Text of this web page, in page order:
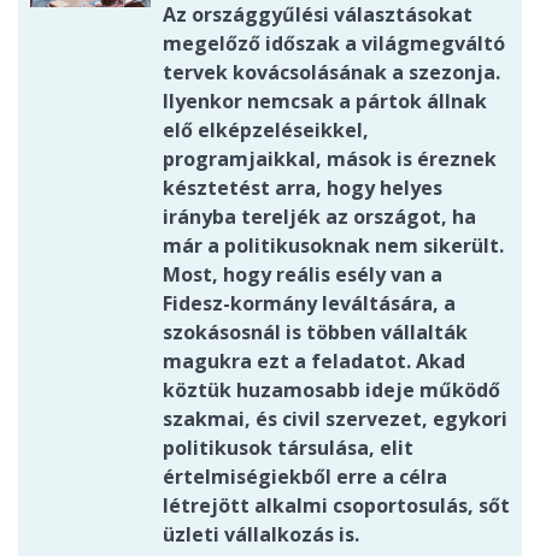
Az országgyűlési választásokat
megelőző időszak a világmegváltó
tervek kovácsolásának a szezonja.
Ilyenkor nemcsak a pártok állnak
elő elképzeléseikkel,
programjaikkal, mások is éreznek
késztetést arra, hogy helyes
irányba tereljék az országot, ha
már a politikusoknak nem sikerült.
Most, hogy reális esély van a
Fidesz-kormány leváltására, a
szokásosnál is többen vállalták
magukra ezt a feladatot. Akad
köztük huzamosabb ideje működő
szakmai, és civil szervezet, egykori
politikusok társulása, elit
értelmiségiekből erre a célra
létrejött alkalmi csoportosulás, sőt
üzleti vállalkozás is.